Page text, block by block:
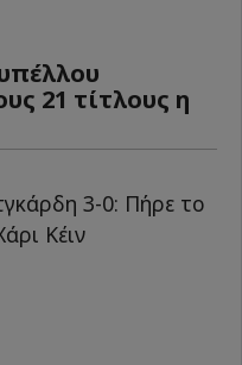
21 τίτλους η